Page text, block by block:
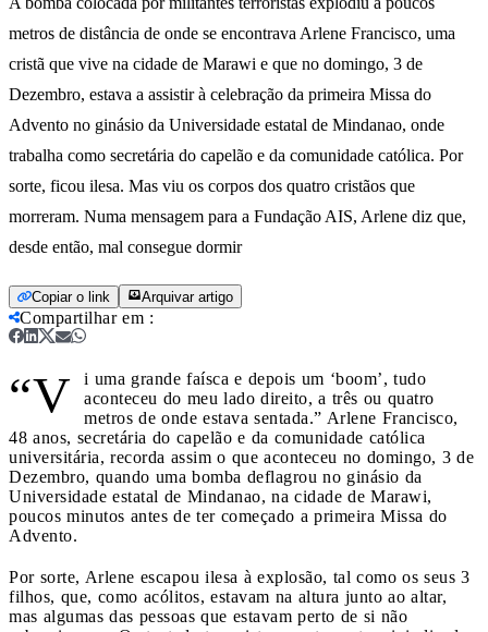
metros de distância de onde se encontrava Arlene Francisco, uma
cristã que vive na cidade de Marawi e que no domingo, 3 de
Dezembro, estava a assistir à celebração da primeira Missa do
Advento no ginásio da Universidade estatal de Mindanao, onde
trabalha como secretária do capelão e da comunidade católica. Por
sorte, ficou ilesa. Mas viu os corpos dos quatro cristãos que
morreram. Numa mensagem para a Fundação AIS, Arlene diz que,
desde então, mal consegue dormir
Copiar o link Arquivar artigo
Compartilhar em :
“V
i uma grande faísca e depois um ‘boom’, tudo
aconteceu do meu lado direito, a três ou quatro
metros de onde estava sentada.” Arlene Francisco,
48 anos, secretária do capelão e da comunidade católica
universitária, recorda assim o que aconteceu no domingo, 3 de
Dezembro, quando uma bomba deflagrou no ginásio da
Universidade estatal de Mindanao, na cidade de Marawi,
poucos minutos antes de ter começado a primeira Missa do
Advento.
Por sorte, Arlene escapou ilesa à explosão, tal como os seus 3
filhos, que, como acólitos, estavam na altura junto ao altar,
mas algumas das pessoas que estavam perto de si não